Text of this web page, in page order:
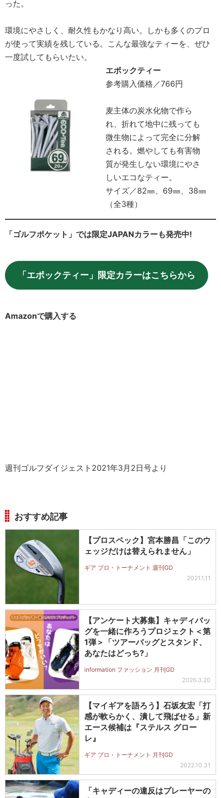
った。
環境にやさしく、耐久性もかなり高い。しかも多くのプロ
が使って実績を残している。こんな最強なティーを、ぜひ
一度試してもらいたい。
エポックティー
参考購入価格／766円
麦主体の炭水化物で作ら
れ、折れて地中に残っても
微生物によって完全に分解
される。燃やしても有害物
質が発生しない環境にやさ
しいエコなティー。
サイズ／82㎜、69㎜、38㎜
（全3種）
「ゴルフポケット」では限定JAPANカラーも発売中!
「エポックティー」限定カラーはこちらから
Amazonで購入する
週刊ゴルフダイジェスト2021年3月2日号より
おすすめ記事
【プロスペック】宮本勝昌「このウ
ェッジだけは替えられません」
ギア プロ・トーナメント 週刊GD
2021.1.11
【アンケート大募集】キャディバッ
グを一緒に作ろうプロジェクト＜第
1弾＞「ツアーバッグとスタンド、
あなたはどっち?」
information ファッション 月刊GD
2026.3.20
【マイギアを語ろう】石坂友宏「打
感が軟らかく、潰して飛ばせる」新
エース候補は『ステルス グロー
レ』
ギア プロ・トーナメント 月刊GD
2022.10.31
「キャディーの違反はプレーヤーの